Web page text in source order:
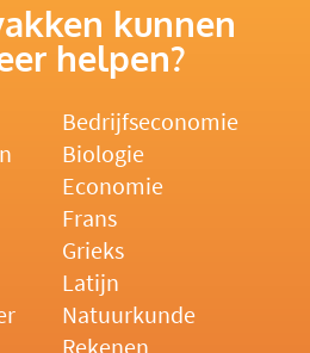
kunnen
helpen?
Bedrijfseconomie
Biologie
Economie
Frans
Grieks
Latijn
Natuurkunde